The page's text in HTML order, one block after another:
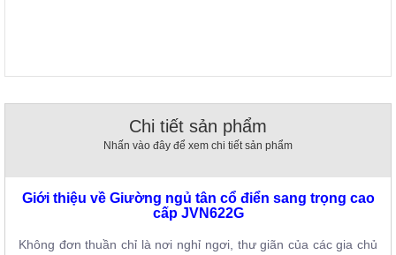
Nội
Chi tiết sản phẩm
Nhấn vào đây để xem chi tiết sản phẩm
Giới thiệu về Giường ngủ tân cổ điển sang trọng cao
cấp JVN622G
Không đơn thuần chỉ là nơi nghỉ ngơi, thư giãn của các gia chủ